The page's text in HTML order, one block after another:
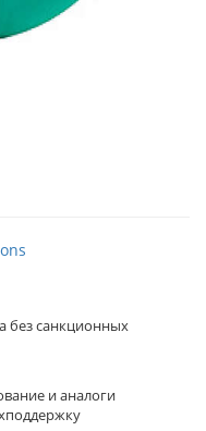
без санкционных
и аналоги